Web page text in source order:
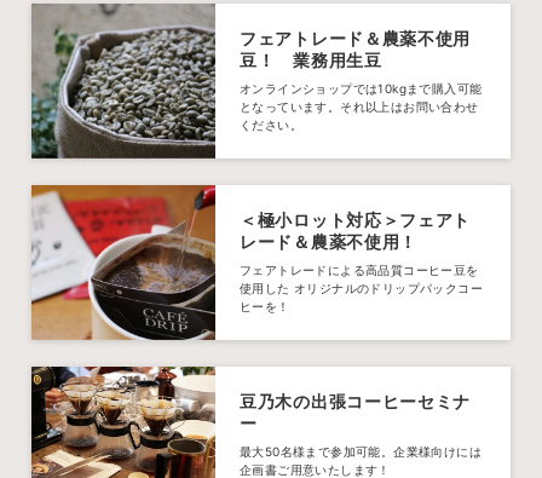
フェアトレード＆農薬不使用
豆！ 業務用生豆
オンラインショップでは10kgまで購入可能
となっています。それ以上はお問い合わせ
ください。
＜極小ロット対応＞フェアト
レード＆農薬不使用！
フェアトレードによる高品質コーヒー豆を
使用した オリジナルのドリップパックコー
ヒーを！
豆乃木の出張コーヒーセミナ
ー
最大50名様まで参加可能。企業様向けには
企画書ご用意いたします！